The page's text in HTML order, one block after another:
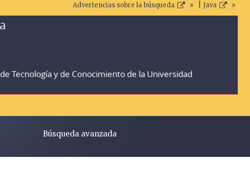
Advertencias sobre la búsqueda Java
Tecnología y de Conocimiento de la Universidad
Búsqueda avanzada